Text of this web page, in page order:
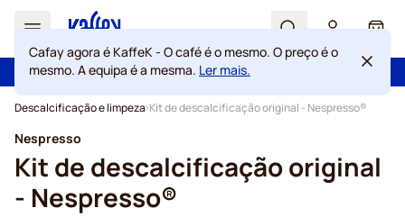
Ir para o Conteúdo
Search Cart
Portes grátis acima de 49 €
100 dias de direito de rescisão
Cafay agora é KaffeK - O café é o mesmo. O preço é o
mesmo. A equipa é a mesma. Ler mais.
Descalcificação e limpeza Kit de descalcificação original - Nespresso®
Nespresso
Kit de descalcificação original
- Nespresso®